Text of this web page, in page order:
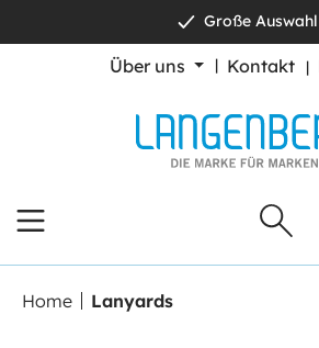
Große Auswahl
Über uns Kontakt
Home Lanyards